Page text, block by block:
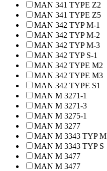
MAN 341 TYPE Z2
MAN 341 TYPE Z5
MAN 342 TYP M-1
MAN 342 TYP M-2
MAN 342 TYP M-3
MAN 342 TYP S-1
MAN 342 TYPE M2
MAN 342 TYPE M3
MAN 342 TYPE S1
MAN M 3271-1
MAN M 3271-3
MAN M 3275-1
MAN M 3277
MAN M 3343 TYP M
MAN M 3343 TYP S
MAN M 3477
MAN M 3477